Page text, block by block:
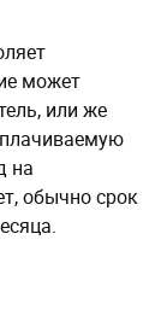
может
или же
на
обычно срок